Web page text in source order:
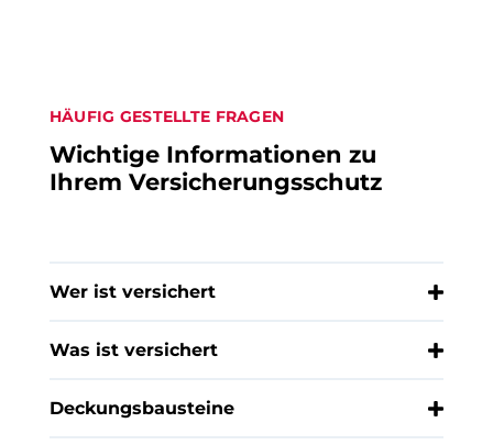
HÄUFIG GESTELLTE FRAGEN
Wichtige Informationen zu
Ihrem Versicherungsschutz
Wer ist versichert
Was ist versichert
Deckungsbausteine